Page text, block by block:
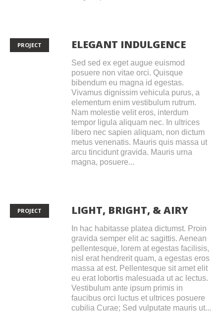
PROJECT ELEGANT INDULGENCE
Sed sed ex eget augue euismod
posuere non vitae orci. Quisque
bibendum eu magna id egestas.
Vivamus dignissim vehicula purus, a
elementum enim vestibulum rutrum.
Nam molestie velit eros, interdum
tempor ligula aliquam nec. In ultrices
libero nec sapien aliquam, non dictum
metus venenatis. Mauris quis massa ut
arcu tincidunt gravida. Mauris urna
magna, posuere...
PROJECT LIGHT, BRIGHT, & AIRY
In hac habitasse platea dictumst. Proin
gravida semper elit ac sagittis. Aenean
pellentesque, lorem at egestas facilisis,
nisl erat hendrerit quam, a egestas eros
massa at est. Pellentesque sit amet elit
eu erat lobortis malesuada ut ac lectus.
Vestibulum ante ipsum primis in
faucibus orci luctus et ultrices posuere
cubilia Curae; Sed vulputate mauris ut...